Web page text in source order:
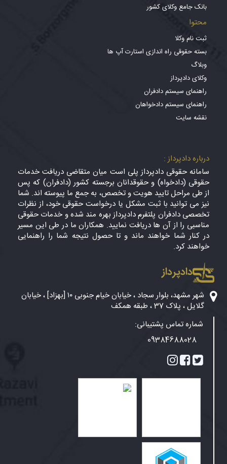
بانک جامع وکلای کشور
محتوا
ثبت نام وکلا
بسته حقوقی راه اندازی استارت آپ ها
وبلاگ
وکلای دادپرداز
راهنمای سیستم دادفران
راهنمای سیستم دادخواهان
نقشه سایت
درباره دادپرداز :
سامانه حقوقی دادپرداز پلی است میان متقاضی دریافت خدمات
حقوقی (دادخواه) و حقوقدانان برجسته کشور (دادفران) که پس
از طی مراحل تایید هویت و تخصص، به جمع ما پیوسته اند. شما
نیز می توانید با ثبت مشکل یا درخواست حقوقی خود، از نظرات
تخصصی دادفران پلتفرم دادپرداز بهره مند شده و خدمات حقوقی
مناسبی را از آن ها دریافت نمایید. همکاران ما در طی این مسیر
در کنار شما خواهند ماند و تا حصول نتیجه شما را راهنمایی
خواهند کرد.
دادپرداز
شهر مشهد، بلوار سجاد ، خیابان خیام جنوبی ۱۰ [بهزاد] ، خیابان
گلایل ، پلاک 37 ، طبقه همکف
شماره تماس پشتیبانی:
09384688028